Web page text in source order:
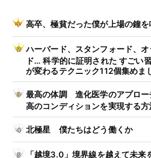
高卒、極貧だった僕が上場の鐘
ハーバード、スタンフォード、
ド… 科学的に証明された すごい
が変わるテクニック112個集めま
最高の体調 進化医学のアプロー
高のコンディションを実現する方
北極星 僕たちはどう働くか
「越境3.0」境界線を越えて未来